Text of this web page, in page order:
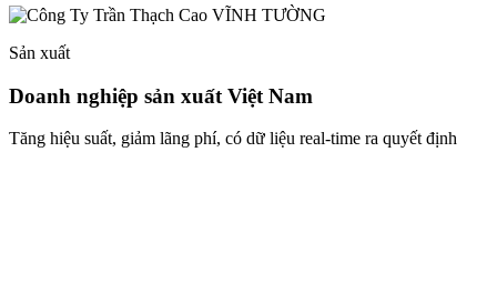
Sản xuất
Doanh nghiệp sản xuất Việt Nam
Tăng hiệu suất, giảm lãng phí, có dữ liệu real-time ra quyết định